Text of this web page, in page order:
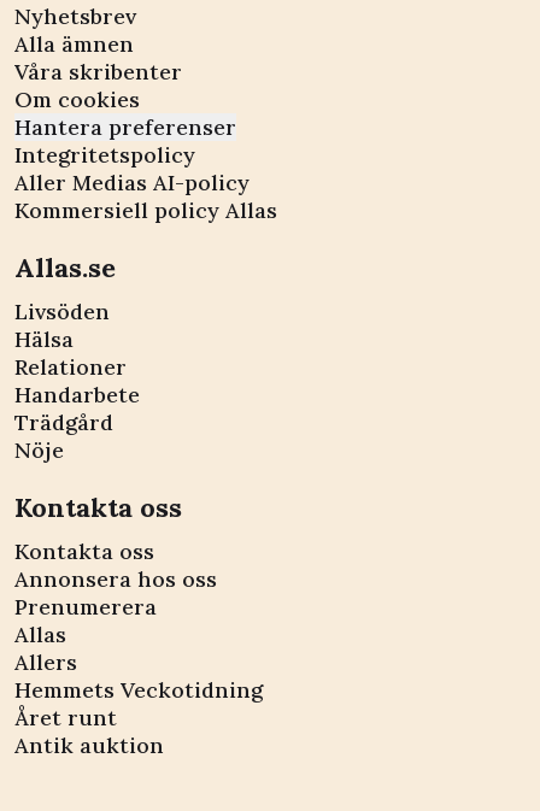
Nyhetsbrev
Alla ämnen
Våra skribenter
Om cookies
Hantera preferenser
Integritetspolicy
Aller Medias AI-policy
Kommersiell policy Allas
Allas.se
Livsöden
Hälsa
Relationer
Handarbete
Trädgård
Nöje
Kontakta oss
Kontakta oss
Annonsera hos oss
Prenumerera
Allas
Allers
Hemmets Veckotidning
Året runt
Antik auktion